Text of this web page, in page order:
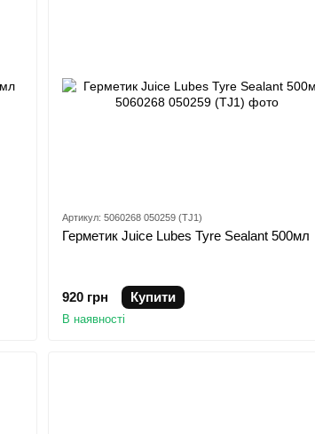
Артикул: 5060268 050259 (TJ1)
Герметик Juice Lubes Tyre Sealant 500мл
920 грн Купити
В наявності